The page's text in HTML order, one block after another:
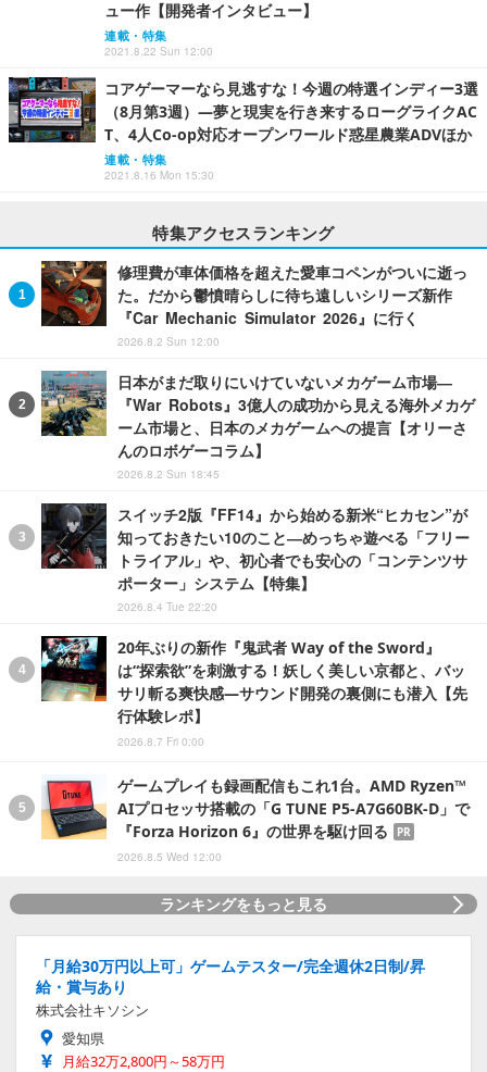
ュー作【開発者インタビュー】
連載・特集
2021.8.22 Sun 12:00
コアゲーマーなら見逃すな！今週の特選インディー3選
（8月第3週）―夢と現実を行き来するローグライクAC
T、4人Co-op対応オープンワールド惑星農業ADVほか
連載・特集
2021.8.16 Mon 15:30
特集アクセスランキング
修理費が車体価格を超えた愛車コペンがついに逝っ
た。だから鬱憤晴らしに待ち遠しいシリーズ新作
『Car Mechanic Simulator 2026』に行く
2026.8.2 Sun 12:00
日本がまだ取りにいけていないメカゲーム市場―
『War Robots』3億人の成功から見える海外メカゲ
ーム市場と、日本のメカゲームへの提言【オリーさ
んのロボゲーコラム】
2026.8.2 Sun 18:45
スイッチ2版『FF14』から始める新米“ヒカセン”が
知っておきたい10のこと―めっちゃ遊べる「フリー
トライアル」や、初心者でも安心の「コンテンツサ
ポーター」システム【特集】
2026.8.4 Tue 22:20
20年ぶりの新作『鬼武者 Way of the Sword』
は“探索欲”を刺激する！妖しく美しい京都と、バッ
サリ斬る爽快感―サウンド開発の裏側にも潜入【先
行体験レポ】
2026.8.7 Fri 0:00
ゲームプレイも録画配信もこれ1台。AMD Ryzen™
AIプロセッサ搭載の「G TUNE P5-A7G60BK-D」で
『Forza Horizon 6』の世界を駆け回る
PR
2026.8.5 Wed 12:00
ランキングをもっと見る
「月給30万円以上可」ゲームテスター/完全週休2日制/昇
給・賞与あり
株式会社キソシン
愛知県
月給32万2,800円～58万円